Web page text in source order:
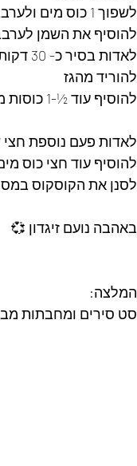
לשפוך 1 כוס מים ולערבב היטב
להוסיף את השמן
לאדות בסיר כ- 30 דקות
להוריד מהגז
להוסיף עוד ½-1 כוסות מים לקרר
לאדות פעם נוספת
להוסיף עוד חצי כוס
לסנן את הקוסקוס
באהבה נועם זיגדון 💞
המלצה:
סט סירים ומחבתות